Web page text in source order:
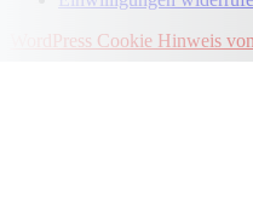
WordPress Cookie Hinweis